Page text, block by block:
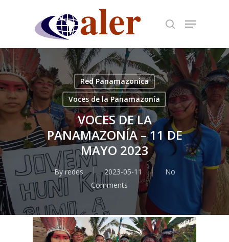
content
Red Panamazonica
Voces de la Panamazonía
VOCES DE LA
PANAMAZONÍA – 11 DE
MAYO 2023
By redes 2023-05-11
No
Comments